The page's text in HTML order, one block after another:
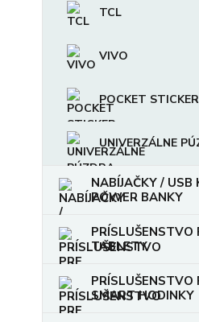
TCL
VIVO
POCKET STICKER
UNIVERZÁLNE
NABÍJAČKY / USB
POWER BANKY
PRÍSLUŠENSTVO
TABLETY
PRÍSLUŠENSTVO
SMART HODINKY